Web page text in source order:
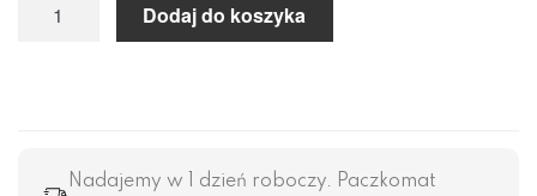
Dodaj do koszyka
Nadajemy w 1 dzień roboczy. Paczkomat